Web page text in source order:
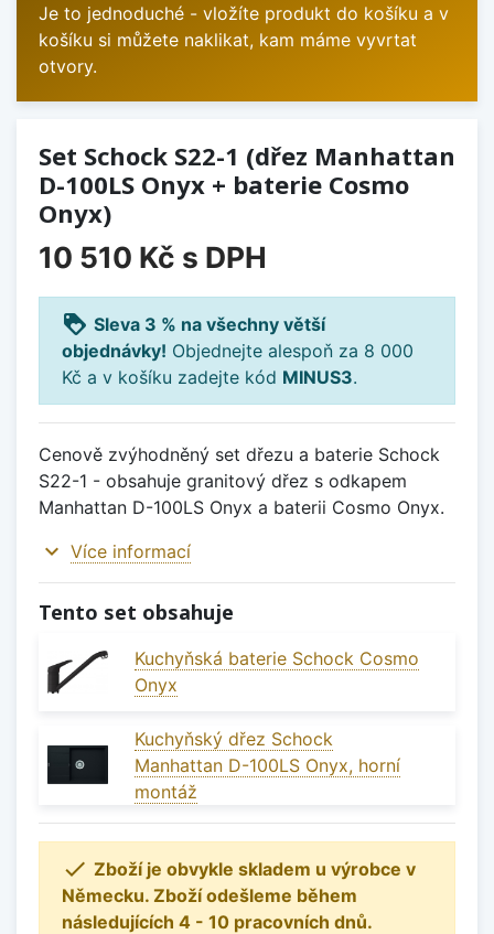
Je to jednoduché - vložíte produkt do košíku a v
košíku si můžete naklikat, kam máme vyvrtat
otvory.
Set Schock S22-1 (dřez Manhattan
D-100LS Onyx + baterie Cosmo
Onyx)
10 510 Kč s DPH
loyalty Sleva 3 % na všechny větší
objednávky! Objednejte alespoň za 8 000
Kč a v košíku zadejte kód MINUS3.
Cenově zvýhodněný set dřezu a baterie Schock
S22-1 - obsahuje granitový dřez s odkapem
Manhattan D-100LS Onyx a baterii Cosmo Onyx.
expand_more Více informací
Tento set obsahuje
Kuchyňská baterie Schock Cosmo
Onyx
Kuchyňský dřez Schock
Manhattan D-100LS Onyx, horní
montáž
 Zboží je obvykle skladem u výrobce v
Německu. Zboží odešleme během
následujících 4 - 10 pracovních dnů.